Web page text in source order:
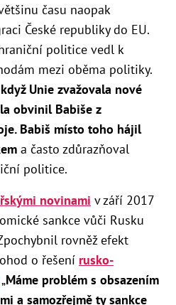
času naopak
České republiky do EU.
politice vedl k
mezi oběma politiky.
Unie zvažovala nové
obvinil Babiše z
Babiš místo toho hájil
a často zdůrazňoval
politice.
novinami v září 2017
sankce vůči Rusku
rovněž efekt
o řešení rusko-
Máme problém s obsazením
a samozřejmě ty sankce